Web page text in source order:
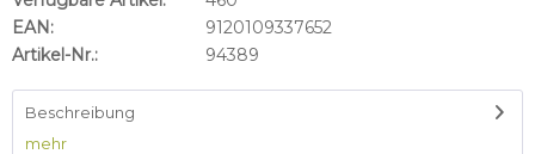
EAN:
9120109337652
Artikel-Nr.:
94389
Beschreibung
mehr